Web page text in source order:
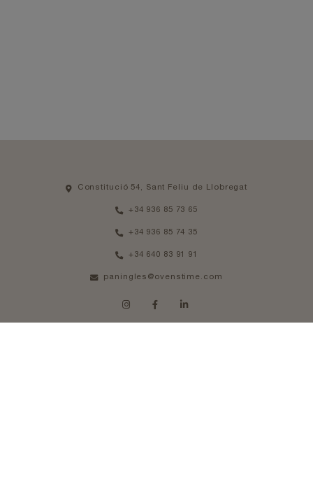
Constitució 54, Sant Feliu de Llobregat
+34 936 85 73 65
+34 936 85 74 35
+34 640 83 91 91
paningles@ovenstime.com